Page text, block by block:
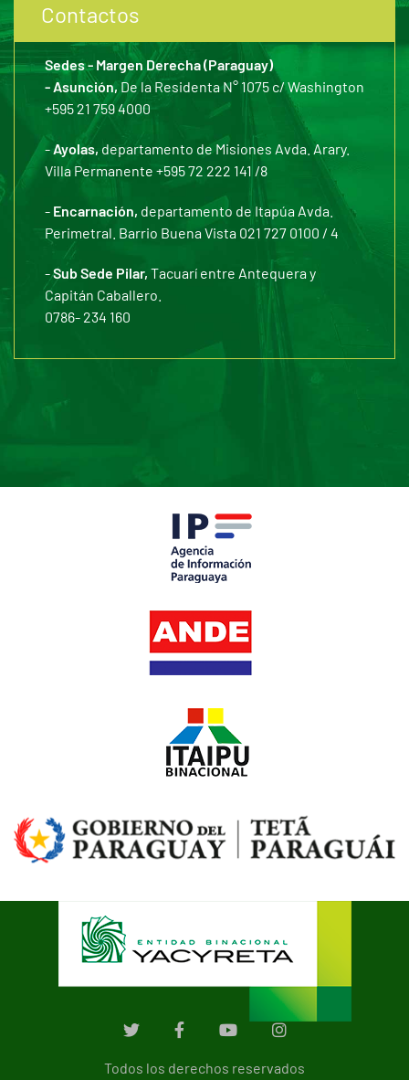
Contactos
Sedes - Margen Derecha (Paraguay)
- Asunción,De la Residenta N° 1075 c/ Washington
+595 21 759 4000
-Ayolas, departamento de Misiones Avda. Arary.
Villa Permanente +595 72 222 141 /8
- Encarnación, departamento de Itapúa Avda.
Perimetral. Barrio Buena Vista 021 727 0100 / 4
-Sub Sede Pilar, Tacuarí entre Antequera y
Capitán Caballero.
0786- 234 160
Todos los derechos reservados